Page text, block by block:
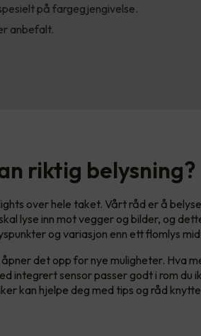
på fargegjengivelse.
anbefalt.
riktig belysning?
over hele taket. Vårt råd er å
lyse inn mot vegger og bilder, og
og variasjon enn ett flomlys
det opp for nye muligheter. Hva
integrert sensor passer godt i rom du
kan hjelpe deg med tips og råd